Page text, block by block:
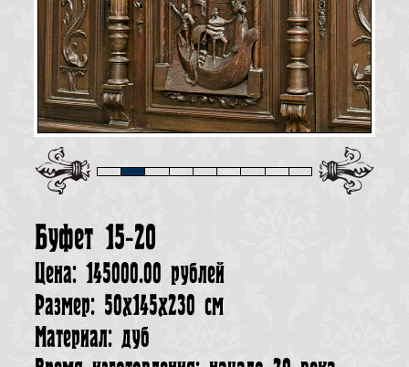
Буфет 15-20
Цена: 145000.00 рублей
Размер: 50х145х230 см
Материал: дуб